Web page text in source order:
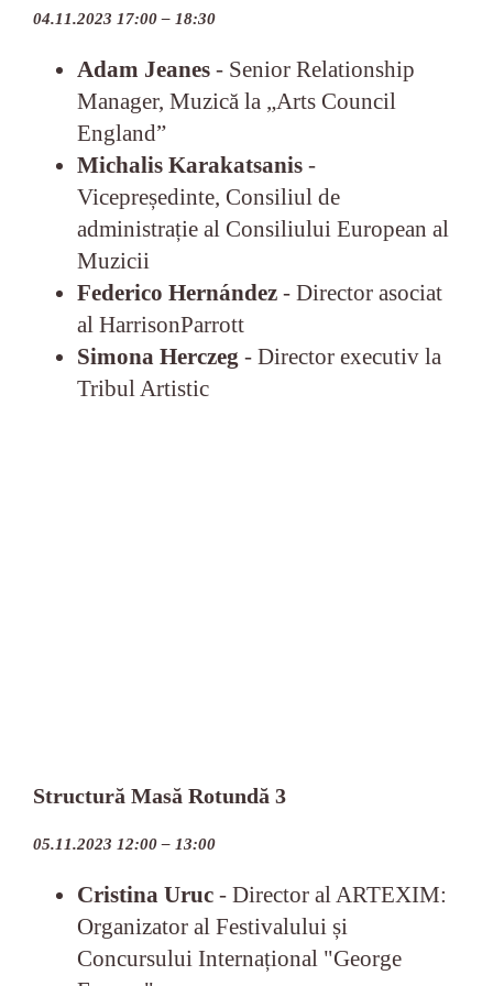
04.11.2023 17:00 – 18:30
Adam Jeanes - Senior Relationship
Manager, Muzică la „Arts Council
England”
Michalis Karakatsanis -
Vicepreședinte, Consiliul de
administrație al Consiliului European al
Muzicii
Federico Hernández - Director asociat
al HarrisonParrott
Simona Herczeg - Director executiv la
Tribul Artistic
Structură Masă Rotundă 3
05.11.2023 12:00 – 13:00
Cristina Uruc - Director al ARTEXIM:
Organizator al Festivalului și
Concursului Internațional "George